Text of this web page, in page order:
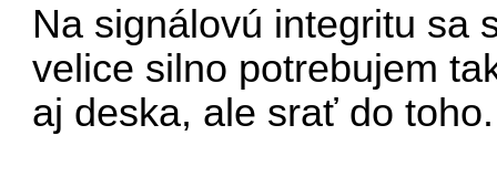
Na signálovú integritu sa
velice silno potrebujem
aj deska, ale srať do toho.